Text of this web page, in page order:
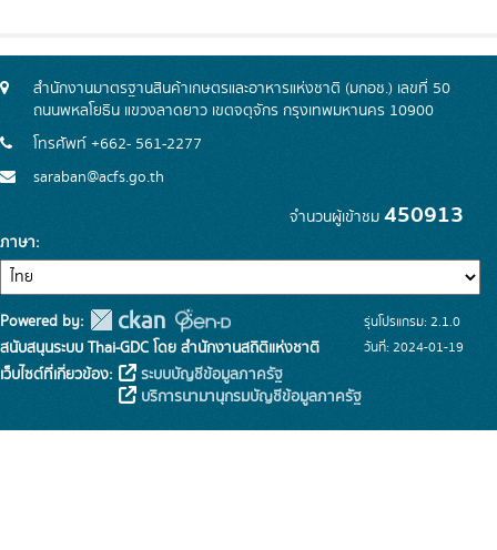
สำนักงานมาตรฐานสินค้าเกษตรและอาหารแห่งชาติ (มกอช.) เลขที่ 50
ถนนพหลโยธิน แขวงลาดยาว เขตจตุจักร กรุงเทพมหานคร 10900
โทรศัพท์ +662- 561-2277
saraban@acfs.go.th
จำนวนผู้เข้าชม 450913
ภาษา
Powered by:
สนับสนุนระบบ Thai-GDC โดย สำนักงานสถิติแห่งชาติ
เว็บไซต์ที่เกี่ยวข้อง:
ระบบบัญชีข้อมูลภาครัฐ
บริการนามานุกรมบัญชีข้อมูลภาครัฐ
รุ่นโปรแกรม: 2.1.0
วันที่: 2024-01-19